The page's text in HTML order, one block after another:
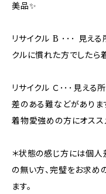
美品✨
リサイクル B ･･･ 見える
クルに慣れた方でしたら
リサイクル Ｃ･･･見える
差のある難などがありま
着物愛強めの方にオスス
＊状態の感じ方には個人
の無い方、完璧をお求め
ます。